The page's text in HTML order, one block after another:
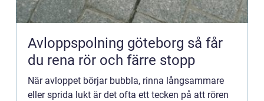
Avloppspolning göteborg så får
du rena rör och färre stopp
När avloppet börjar bubbla, rinna långsammare
eller sprida lukt är det ofta ett tecken på att rören